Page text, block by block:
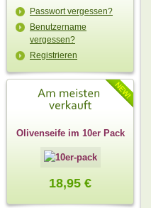
Passwort vergessen?
Benutzername
vergessen?
Registrieren
Olivenseife im 10er Pack
18,95 €